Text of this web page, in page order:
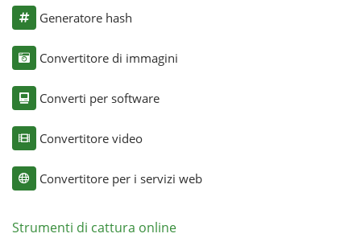
Generatore hash
Convertitore di immagini
Converti per software
Convertitore video
Convertitore per i servizi web
Strumenti di cattura online